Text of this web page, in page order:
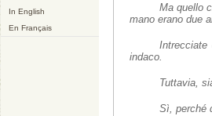
In English
En Français
Ma quello
mano erano due
indaco.
Tuttavia,
Sì, perché